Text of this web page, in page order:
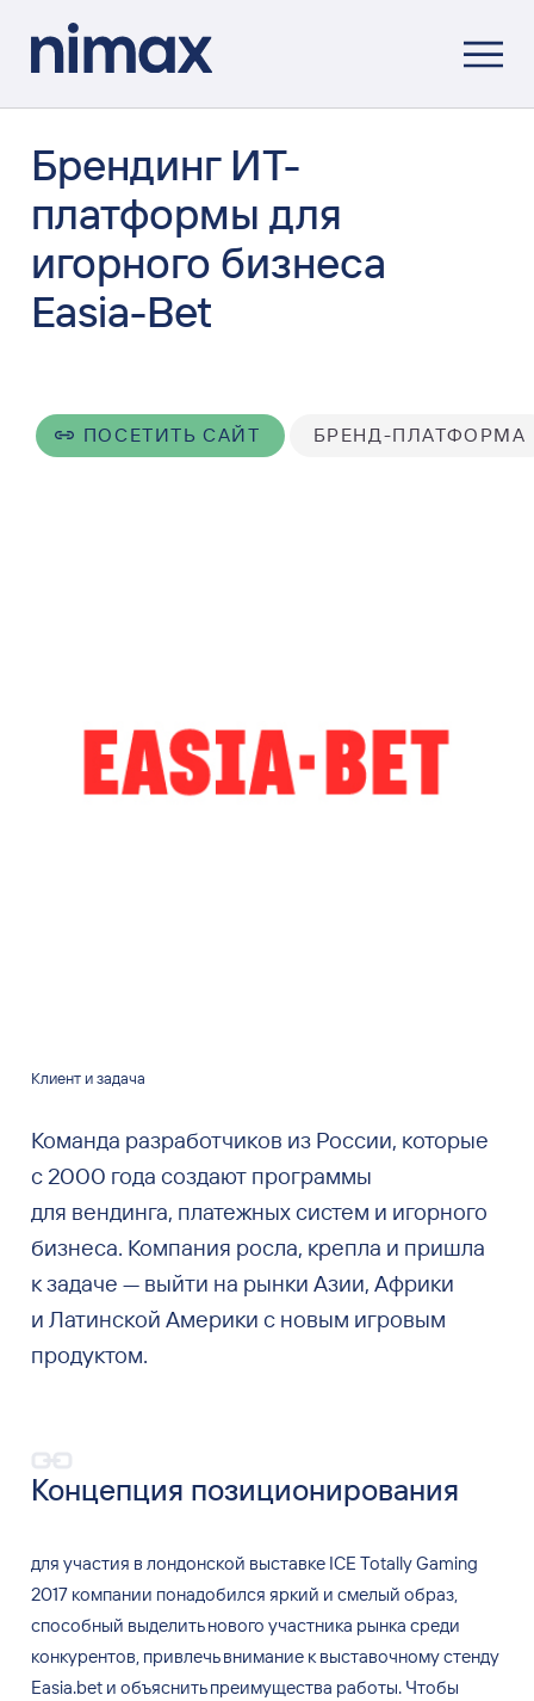
Брендинг ИТ-
платформы для
игорного бизнеса
Easia-Bet
ПОСЕТИТЬ САЙТ БРЕНД-ПЛАТФОРМА
Клиент и задача
Команда разработчиков из России, которые
с 2000 года создают программы
для вендинга, платежных систем и игорного
бизнеса. Компания росла, крепла и пришла
к задаче — выйти на рынки Азии, Африки
и Латинской Америки с новым игровым
продуктом.
Концепция позиционирования
для участия в лондонской выставке ICE Totally Gaming
2017 компании понадобился яркий и смелый образ,
способный выделить нового участника рынка среди
конкурентов, привлечь внимание к выставочному стенду
Easia.bet и объяснить преимущества работы. Чтобы